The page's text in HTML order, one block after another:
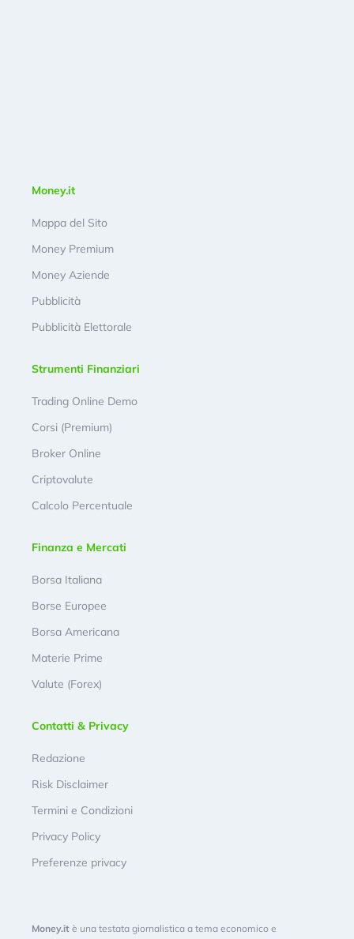
Money.it
Mappa del Sito
Money Premium
Money Aziende
Pubblicità
Pubblicità Elettorale
Strumenti Finanziari
Trading Online Demo
Corsi (Premium)
Broker Online
Criptovalute
Calcolo Percentuale
Finanza e Mercati
Borsa Italiana
Borse Europee
Borsa Americana
Materie Prime
Valute (Forex)
Contatti & Privacy
Redazione
Risk Disclaimer
Termini e Condizioni
Privacy Policy
Preferenze privacy
Money.it è una testata giornalistica a tema economico e